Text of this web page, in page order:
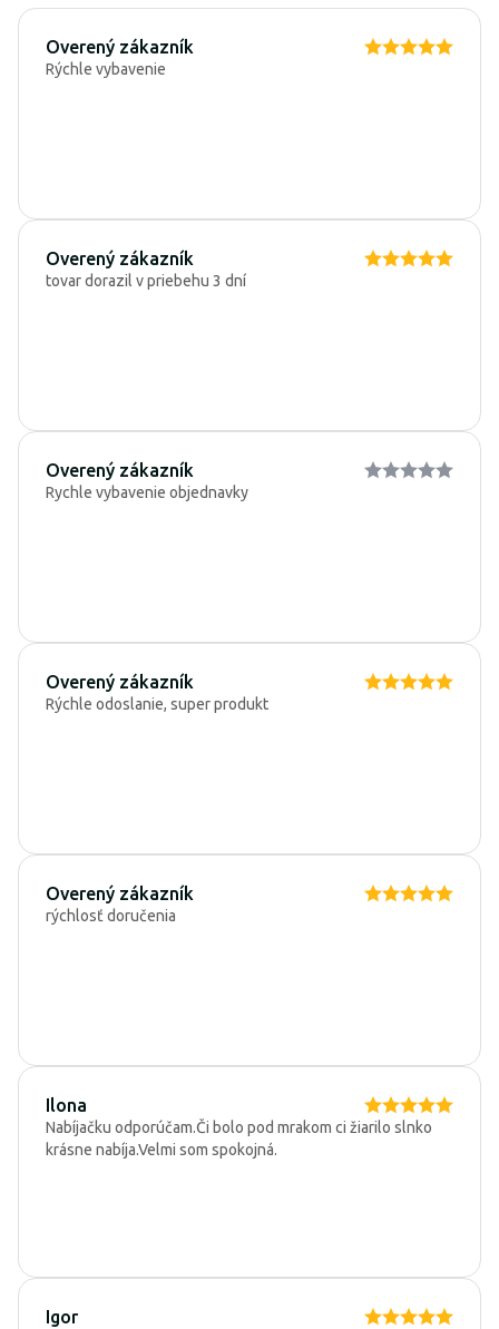
Overený zákazník
Rýchle vybavenie
Overený zákazník
tovar dorazil v priebehu 3 dní
Overený zákazník
Rychle vybavenie objednavky
Overený zákazník
Rýchle odoslanie, super produkt
Overený zákazník
rýchlosť doručenia
Ilona
Nabíjačku odporúčam.Či bolo pod mrakom ci žiarilo slnko
krásne nabíja.Velmi som spokojná.
Igor